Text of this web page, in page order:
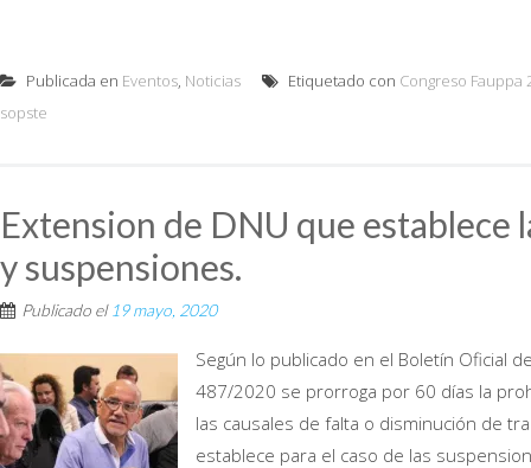
Publicada en Eventos, Noticias Etiquetado con Congreso Fauppa
sopste
Extension de DNU que
y suspensiones.
Publicado el 19 mayo, 2020
Según lo publicado en el Boletín Oficial
487/2020 se prorroga por 60 días la
las causales de falta o disminución de
establece para el caso de las